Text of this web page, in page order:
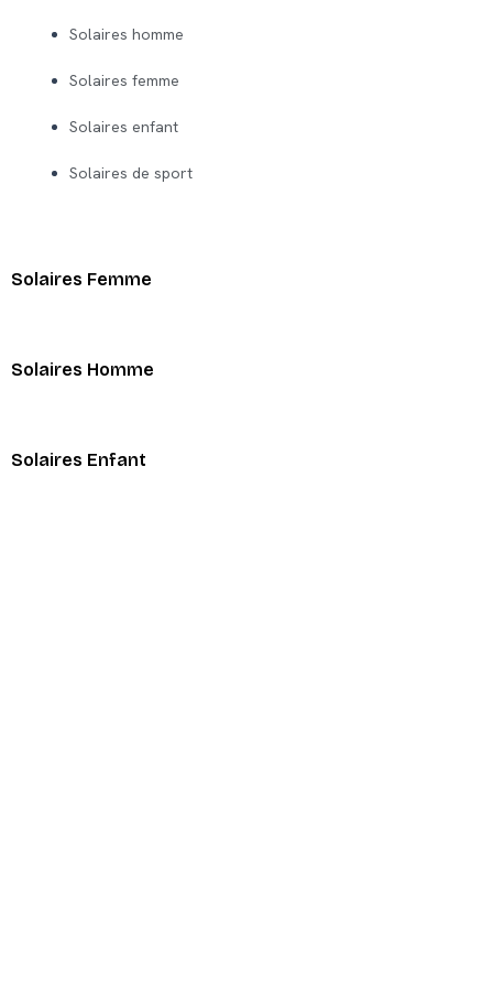
Solaires homme
Solaires femme
Solaires enfant
Solaires de sport
Solaires Femme
Solaires Homme
Solaires Enfant